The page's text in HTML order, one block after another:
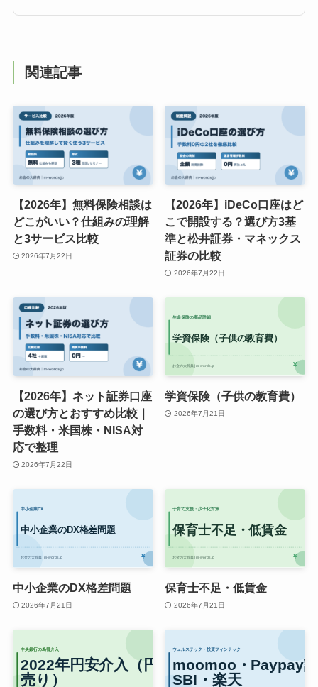
関連記事
【2026年】無料保険相談は
どこがいい？仕組みの理解
と3サービス比較
2026年7月22日
【2026年】iDeCo口座はど
こで開設する？選び方3基
準と松井証券・マネックス
証券の比較
2026年7月22日
【2026年】ネット証券口座
の選び方とおすすめ比較｜
手数料・米国株・NISA対
応で整理
2026年7月22日
学資保険（子供の教育費）
2026年7月21日
中小企業のDX格差問題
2026年7月21日
保育士不足・低賃金
2026年7月21日